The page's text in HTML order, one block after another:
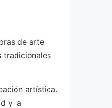
de arte
tradicionales
artística.
y la